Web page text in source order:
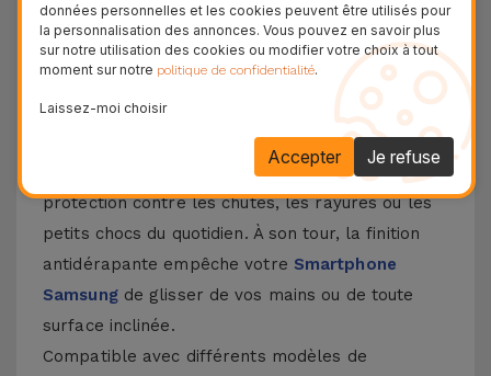
Découvrez les avantages d'une coque en
silicone Samsung
La coque en silicone pour Samsung se distingue
par sa légèreté et sa flexibilité. Fabriqué à partir
de matériaux de haute qualité, vous aurez une
protection contre les chutes, les rayures ou les
petits chocs du quotidien. À son tour, la finition
antidérapante empêche votre Smartphone
Samsungde glisser de vos mains ou de toute
surface inclinée.
Compatible avec différents modèles de
données personnelles et les cookies peuvent être utilisés pour
la personnalisation des annonces. Vous pouvez en savoir plus
sur notre utilisation des cookies ou modifier votre choix à tout
moment sur notre politique de confidentialité.
Laissez-moi choisir
Je refuse
Accepter